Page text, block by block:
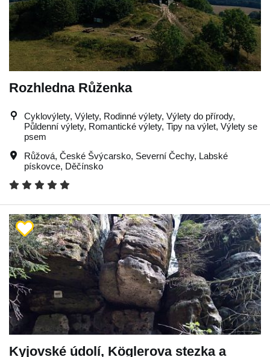
Rozhledna Růženka
Cyklovýlety, Výlety, Rodinné výlety, Výlety do přírody,
Půldenní výlety, Romantické výlety, Tipy na výlet, Výlety se
psem
Růžová, České Švýcarsko, Severní Čechy, Labské
pískovce, Děčínsko
Kyjovské údolí, Köglerova stezka a